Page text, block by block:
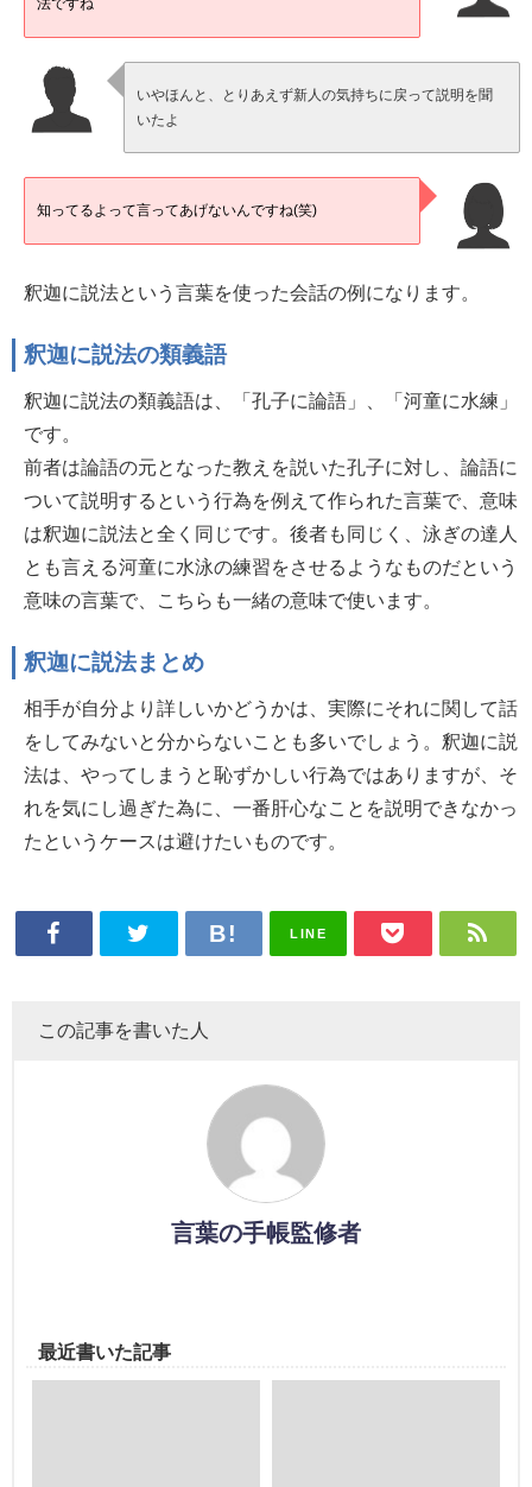
法ですね
いやほんと、とりあえず新人の気持ちに戻って説明を聞
いたよ
知ってるよって言ってあげないんですね(笑)
釈迦に説法という言葉を使った会話の例になります。
釈迦に説法の類義語
釈迦に説法の類義語は、「孔子に論語」、「河童に水練」
です。
前者は論語の元となった教えを説いた孔子に対し、論語に
ついて説明するという行為を例えて作られた言葉で、意味
は釈迦に説法と全く同じです。後者も同じく、泳ぎの達人
とも言える河童に水泳の練習をさせるようなものだという
意味の言葉で、こちらも一緒の意味で使います。
釈迦に説法まとめ
相手が自分より詳しいかどうかは、実際にそれに関して話
をしてみないと分からないことも多いでしょう。釈迦に説
法は、やってしまうと恥ずかしい行為ではありますが、そ
れを気にし過ぎた為に、一番肝心なことを説明できなかっ
たというケースは避けたいものです。
LINE
この記事を書いた人
言葉の手帳監修者
最近書いた記事